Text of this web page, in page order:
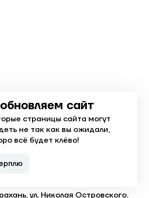
238 015
с 8:00 до 19:00
ул. Николая Островского,
сайт
страницы сайта могут
не так как вы ожидали,
всё будет клёво!